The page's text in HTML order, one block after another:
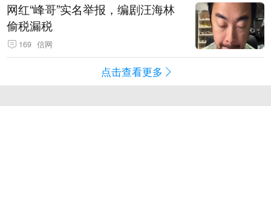
网红“峰哥”实名举报，编剧汪海林
偷税漏税
169 信网
点击查看更多